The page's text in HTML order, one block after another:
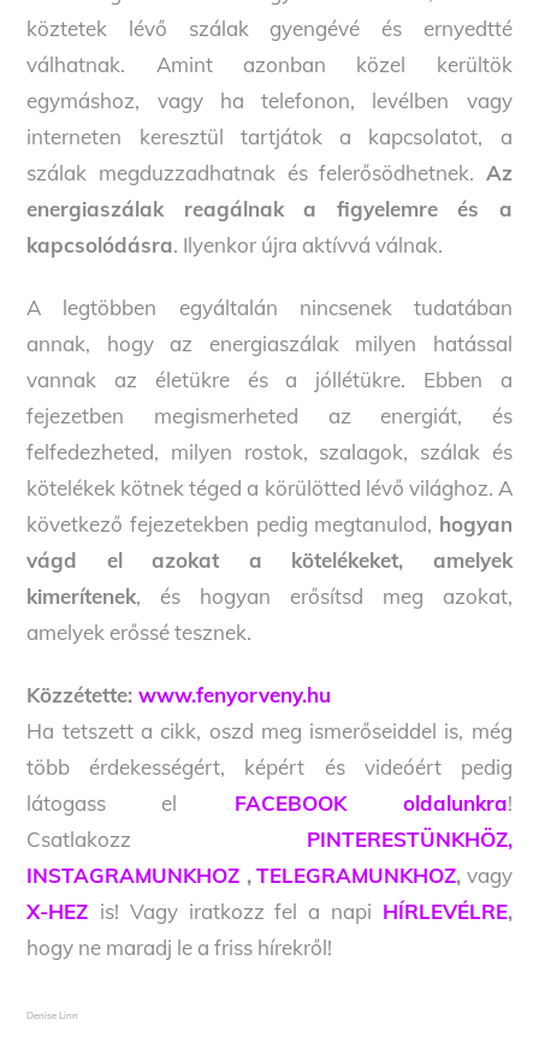
köztetek lévő szálak gyengévé és ernyedtté
válhatnak. Amint azonban közel kerültök
egymáshoz, vagy ha telefonon, levélben vagy
interneten keresztül tartjátok a kapcsolatot, a
szálak megduzzadhatnak és felerősödhetnek. Az
energiaszálak reagálnak a figyelemre és a
kapcsolódásra. Ilyenkor újra aktívvá válnak.
A legtöbben egyáltalán nincsenek tudatában
annak, hogy az energiaszálak milyen hatással
vannak az életükre és a jóllétükre. Ebben a
fejezetben megismerheted az energiát, és
felfedezheted, milyen rostok, szalagok, szálak és
kötelékek kötnek téged a körülötted lévő világhoz. A
következő fejezetekben pedig megtanulod, hogyan
vágd el azokat a kötelékeket, amelyek
kimerítenek, és hogyan erősítsd meg azokat,
amelyek erőssé tesznek.
Közzétette:www.fenyorveny.hu
Ha tetszett a cikk, oszd meg ismerőseiddel is, még
több érdekességért, képért és videóért pedig
látogass el
FACEBOOK oldalunkra!
Csatlakozz PINTERESTÜNKHÖZ,
INSTAGRAMUNKHOZ , TELEGRAMUNKHOZ, vagy
X-HEZ is! Vagy iratkozz fel a napi HÍRLEVÉLRE,
hogy ne maradj le a friss hírekről!
Denise Linn